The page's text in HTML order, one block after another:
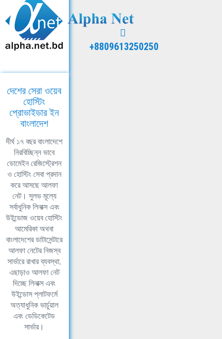
+8809613250250
দেশের সেরা ওয়েব
হোস্টিং
প্রোভাইডার ইন
বাংলাদেশ
দীর্ঘ ১৭ বছর বাংলাদেশে
নিরবিচ্ছিন্ন ভাবে
ডোমেইন রেজিস্ট্রেশন
ও হোস্টিং সেবা প্রদান
করে আসছে আলফা
নেট। সুলভ মূল্যে
সর্বাধুনিক লিনাক্স এবং
উইন্ডোজ ওয়েব হোস্টিং
আমেরিকা অথবা
বাংলাদেশের ডাটাসেন্টারে
আলফা নেটের নিজস্ব
সার্ভারে রাখার ব্যবস্থা,
এছাড়াও আলফা নেট
দিচ্ছে লিনাক্স এবং
উইন্ডোস প্লাটফর্মে
অত্যাধুনিক ভার্চুয়াল
এবং ডেডিকেটেড
সার্ভার।